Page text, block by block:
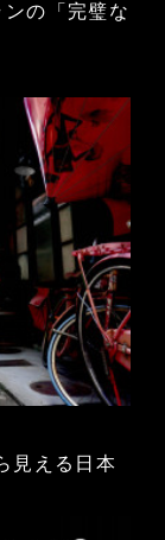
の「完璧な
見える日本